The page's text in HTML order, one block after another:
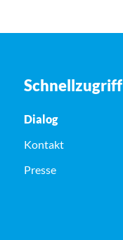
Schnellzugriff
Dialog
Kontakt
Presse